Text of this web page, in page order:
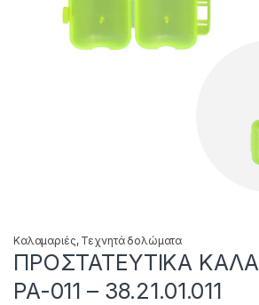
Καλαμαριές, Τεχνητά δολώματα
ΠΡΟΣΤΑΤΕΥΤΙΚΑ
PA-011 – 38.21.01.011